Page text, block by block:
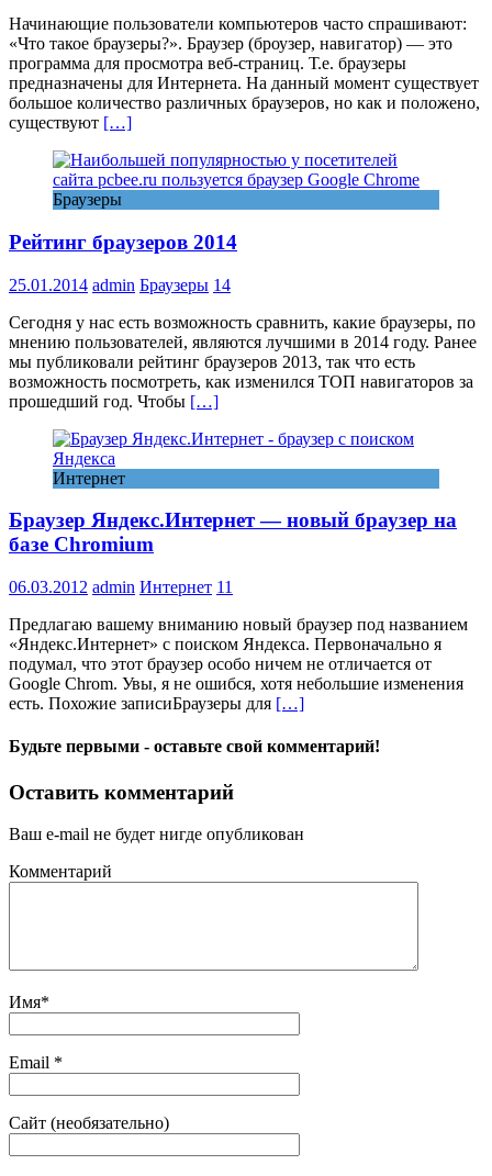
Начинающие пользователи компьютеров часто спрашивают:
«Что такое браузеры?». Браузер (броузер, навигатор) — это
программа для просмотра веб-страниц. Т.е. браузеры
предназначены для Интернета. На данный момент существует
большое количество различных браузеров, но как и положено,
существуют […]
Браузеры
Рейтинг браузеров 2014
25.01.2014 admin Браузеры 14
Сегодня у нас есть возможность сравнить, какие браузеры, по
мнению пользователей, являются лучшими в 2014 году. Ранее
мы публиковали рейтинг браузеров 2013, так что есть
возможность посмотреть, как изменился ТОП навигаторов за
прошедший год. Чтобы […]
Интернет
Браузер Яндекс.Интернет — новый браузер на
базе Chromium
06.03.2012 admin Интернет 11
Предлагаю вашему вниманию новый браузер под названием
«Яндекс.Интернет» с поиском Яндекса. Первоначально я
подумал, что этот браузер особо ничем не отличается от
Google Chrom. Увы, я не ошибся, хотя небольшие изменения
есть. Похожие записиБраузеры для […]
Будьте первыми - оставьте свой комментарий!
Оставить комментарий
Ваш e-mail не будет нигде опубликован
Комментарий
Имя*
Email *
Сайт (необязательно)